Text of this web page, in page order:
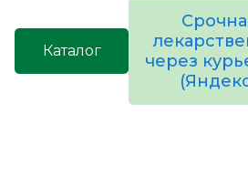
Каталог
через